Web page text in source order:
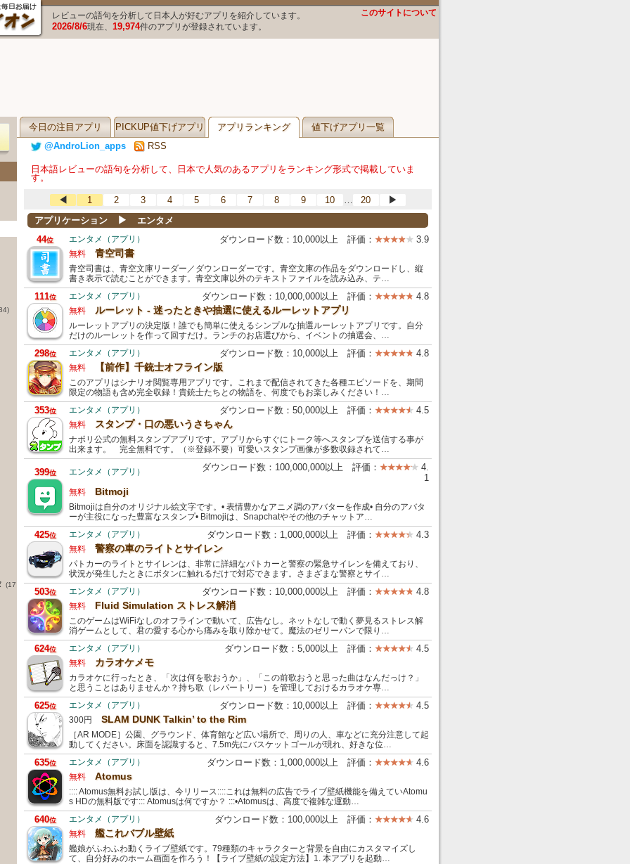
レビューの語句を分析して日本人が好むアプリを紹介しています。
2026/8/6現在、 19,974件のアプリが登録されています。
このサイトについて
今日の注目アプリ PICKUP値下げアプリ アプリランキング
値下げアプリ一覧
@AndroLion_apps
RSS
(17
日本語レビューの語句を分析して、日本で人気のあるアプリをランキング形式で掲載していま
す。
◀ 1 2 3 4 5 6 7 8 9 10 20
▶
アプリケーション ▶ エンタメ
44位 エンタメ（アプリ） ダウンロード数：10,000以上 評価： 3.9
無料 青空司書
青空司書は、青空文庫リーダー／ダウンローダーです。青空文庫の作品をダウンロードし、縦
書き表示で読むことができます。青空文庫以外のテキストファイルを読み込み、テ…
111位 エンタメ（アプリ） ダウンロード数：10,000,000以上 評価： 4.8
無料 ルーレット - 迷ったときや抽選に使えるルーレットアプリ
ルーレットアプリの決定版！誰でも簡単に使えるシンプルな抽選ルーレットアプリです。自分
だけのルーレットを作って回すだけ。ランチのお店選びから、イベントの抽選会、…
298位 エンタメ（アプリ） ダウンロード数：10,000以上 評価： 4.8
無料 【前作】千銃士オフライン版
このアプリはシナリオ閲覧専用アプリです。これまで配信されてきた各種エピソードを、期間
限定の物語も含め完全収録！貴銃士たちとの物語を、何度でもお楽しみください！…
353位 エンタメ（アプリ） ダウンロード数：50,000以上 評価： 4.5
無料 スタンプ・口の悪いうさちゃん
ナポリ公式の無料スタンプアプリです。アプリからすぐにトーク等へスタンプを送信する事が
出来ます。 完全無料です。（※登録不要）可愛いスタンプ画像が多数収録されて…
399位 エンタメ（アプリ） ダウンロード数：100,000,000以上 評価：
4.
1
無料 Bitmoji
Bitmojiは自分のオリジナル絵文字です。• 表情豊かなアニメ調のアバターを作成• 自分のアバタ
ーが主役になった豊富なスタンプ• Bitmojiは、Snapchatやその他のチャットア…
425位 エンタメ（アプリ） ダウンロード数：1,000,000以上 評価： 4.3
無料 警察の車のライトとサイレン
パトカーのライトとサイレンは、非常に詳細なパトカーと警察の緊急サイレンを備えており、
状況が発生したときにボタンに触れるだけで対応できます。さまざまな警察とサイ…
503位 エンタメ（アプリ） ダウンロード数：10,000,000以上 評価： 4.8
無料 Fluid Simulation ストレス解消
このゲームはWiFiなしのオフラインで動いて、広告なし。ネットなしで動く夢見るストレス解
消ゲームとして、君の愛する心から痛みを取り除かせて。魔法のゼリーパンで限り…
624位 エンタメ（アプリ） ダウンロード数：5,000以上 評価： 4.5
無料 カラオケメモ
カラオケに行ったとき、「次は何を歌おうか」、「この前歌おうと思った曲はなんだっけ？」
と思うことはありませんか？持ち歌（レパートリー）を管理しておけるカラオケ専…
625位 エンタメ（アプリ） ダウンロード数：10,000以上 評価： 4.5
300円 SLAM DUNK Talkin’ to the Rim
［AR MODE］公園、グラウンド、体育館など広い場所で、周りの人、車などに充分注意して起
動してください。床面を認識すると、7.5m先にバスケットゴールが現れ、好きな位…
635位 エンタメ（アプリ） ダウンロード数：1,000,000以上 評価： 4.6
無料 Atomus
:::: Atomus無料お試し版は、今リリース::::これは無料の広告でライブ壁紙機能を備えていAtomu
s HDの無料版です::: Atomusは何ですか？ :::•Atomusは、高度で複雑な運動…
640位 エンタメ（アプリ） ダウンロード数：100,000以上 評価： 4.6
無料 艦これバブル壁紙
艦娘がふわふわ動くライブ壁紙です。79種類のキャラクターと背景を自由にカスタマイズし
て、自分好みのホーム画面を作ろう！【ライブ壁紙の設定方法】1. 本アプリを起動…